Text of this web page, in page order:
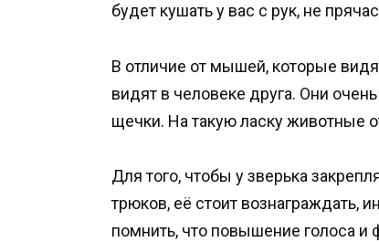
будет кушать у вас с рук, не
В отличие от мышей, которые
видят в человеке друга. Они
щечки. На такую ласку животные
Для того, чтобы у зверька
трюков, её стоит вознаграждать,
помнить, что повышение голоса и